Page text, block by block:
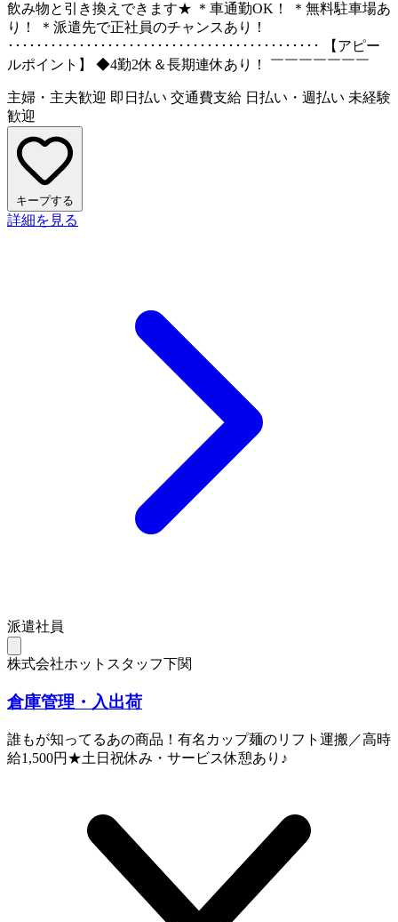
飲み物と引き換えできます★ ＊車通勤OK！ ＊無料駐車場あ
り！ ＊派遣先で正社員のチャンスあり！
････････････････････････････････････････････ 【アピー
ルポイント】 ◆4勤2休＆長期連休あり！ ￣￣￣￣￣￣￣
主婦・主夫歓迎 即日払い 交通費支給 日払い・週払い 未経験
歓迎
キープする
詳細を見る
派遣社員
株式会社ホットスタッフ下関
倉庫管理・入出荷
誰もが知ってるあの商品！有名カップ麺のリフト運搬／高時
給1,500円★土日祝休み・サービス休憩あり♪